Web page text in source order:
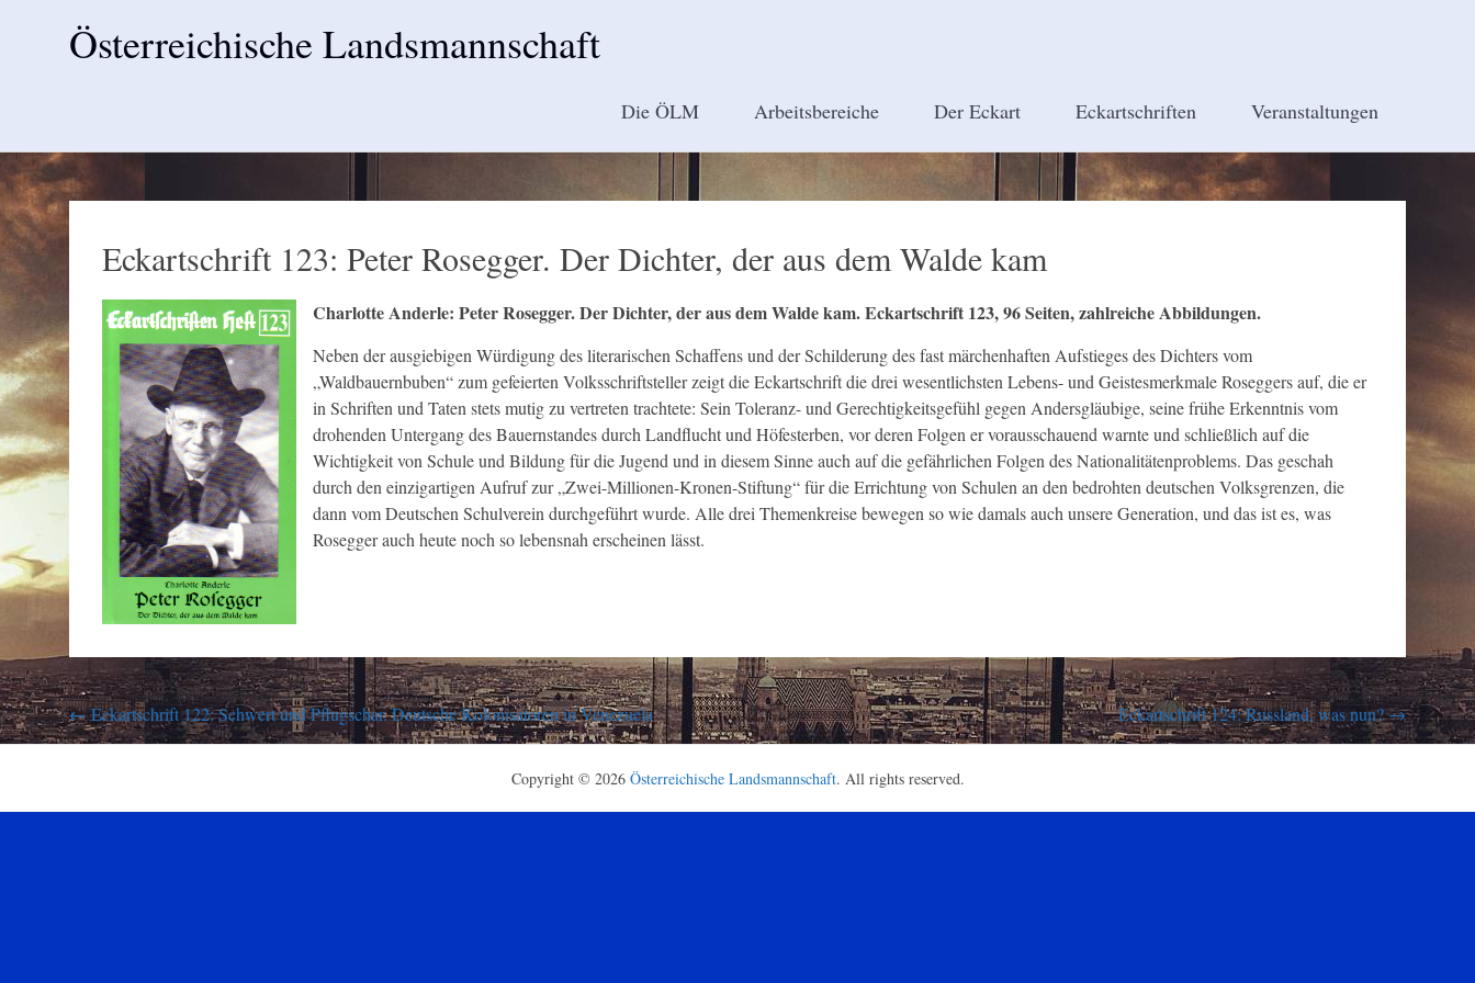
Skip
to
content
Österreichische Landsmannschaft
Die ÖLM Arbeitsbereiche Der Eckart Eckartschriften Veranstaltungen
Eckartschrift 123: Peter Rosegger. Der Dichter, der aus dem Walde kam
Charlotte Anderle: Peter Rosegger. Der Dichter, der aus dem Walde kam. Eckartschrift 123, 96 Seiten, zahlreiche Abbildungen.
Neben der ausgiebigen Würdigung des literarischen Schaffens und der Schilderung des fast märchenhaften Aufstieges des Dichters vom
„Waldbauernbuben“ zum gefeierten Volksschriftsteller zeigt die Eckartschrift die drei wesentlichsten Lebens- und Geistesmerkmale Roseggers auf, die er
in Schriften und Taten stets mutig zu vertreten trachtete: Sein Toleranz- und Gerechtigkeitsgefühl gegen Andersgläubige, seine frühe Erkenntnis vom
drohenden Untergang des Bauernstandes durch Landflucht und Höfesterben, vor deren Folgen er vorausschauend warnte und schließlich auf die
Wichtigkeit von Schule und Bildung für die Jugend und in diesem Sinne auch auf die gefährlichen Folgen des Nationalitätenproblems. Das geschah
durch den einzigartigen Aufruf zur „Zwei-Millionen-Kronen-Stiftung“ für die Errichtung von Schulen an den bedrohten deutschen Volksgrenzen, die
dann vom Deutschen Schulverein durchgeführt wurde. Alle drei Themenkreise bewegen so wie damals auch unsere Generation, und das ist es, was
Rosegger auch heute noch so lebensnah erscheinen lässt.
Post
navigation
←Eckartschrift 122: Schwert und Pflugschar. Deutsche Kolonisatoren in Venezuela Eckartschrift 124: Russland, was nun?→
Copyright © 2026 Österreichische Landsmannschaft. All rights reserved.